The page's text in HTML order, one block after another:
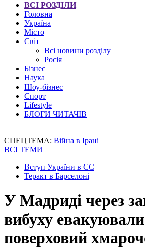
ВСІ РОЗДІЛИ
Головна
Україна
Місто
Світ
Всі новини розділу
Росія
Бізнес
Наука
Шоу-бізнес
Спорт
Lifestyle
БЛОГИ ЧИТАЧІВ
СПЕЦТЕМА: Війна в Ірані
ВСІ ТЕМИ
Вступ України в ЄС
Теракт в Барселоні
У Мадриді через
вибуху
поверховий